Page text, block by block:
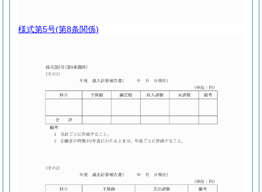
様式第5号(第8条関係)